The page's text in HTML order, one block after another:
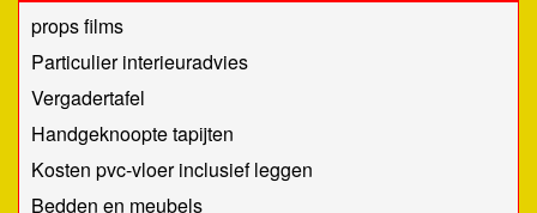
props films
Particulier interieuradvies
Vergadertafel
Handgeknoopte tapijten
Kosten pvc-vloer inclusief leggen
Bedden en meubels